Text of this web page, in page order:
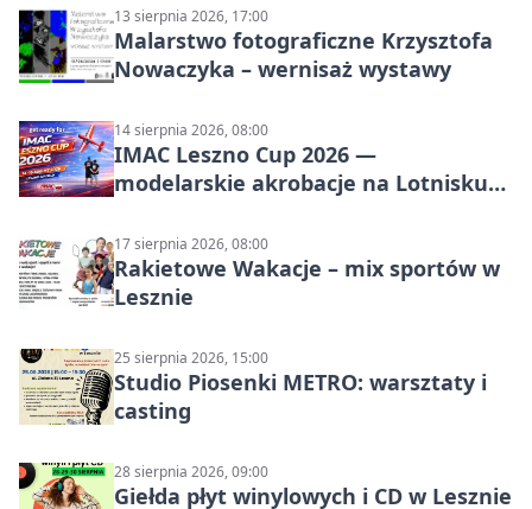
13 sierpnia 2026, 17:00
Malarstwo fotograficzne Krzysztofa
Nowaczyka – wernisaż wystawy
14 sierpnia 2026, 08:00
IMAC Leszno Cup 2026 —
modelarskie akrobacje na Lotnisku
17 sierpnia 2026, 08:00
Rakietowe Wakacje – mix sportów w
Lesznie
25 sierpnia 2026, 15:00
Studio Piosenki METRO: warsztaty i
casting
28 sierpnia 2026, 09:00
Giełda płyt winylowych i CD w Lesznie